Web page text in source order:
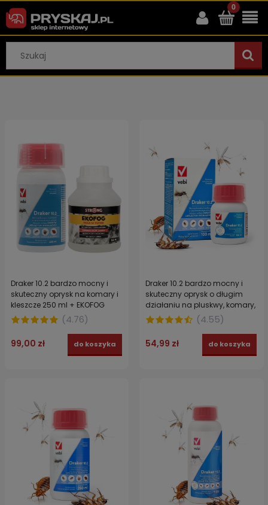
Draker 10.2 bardzo mocny i
skuteczny oprysk na komary i
kleszcze 250 ml + EKOFOG
ekologiczny utrwalacz 250 ml
(4.76)
99,00 zł do koszyka
Draker 10.2 bardzo mocny i
skuteczny oprysk o długim
działaniu na pluskwy, komary,
kleszcze, pchły, karaluchy 100
ml
(4.55)
54,99 zł do koszyka